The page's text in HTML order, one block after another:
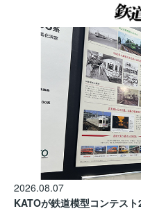
2026.08.07
KATOが鉄道模型コンテス